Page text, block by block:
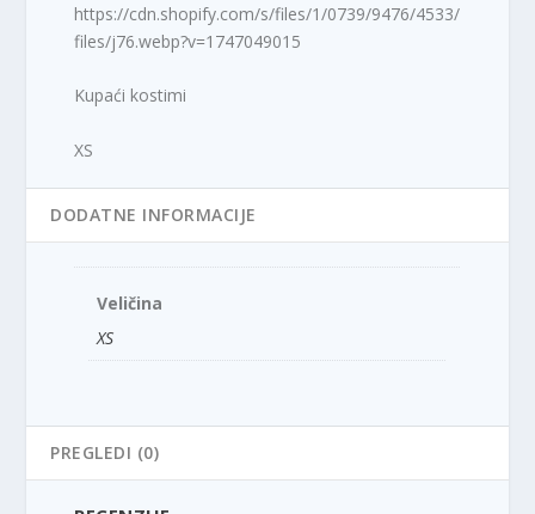
https://cdn.shopify.com/s/files/1/0739/9476/4533/
files/j76.webp?v=1747049015
Kupaći kostimi
XS
DODATNE INFORMACIJE
Veličina
XS
PREGLEDI (0)